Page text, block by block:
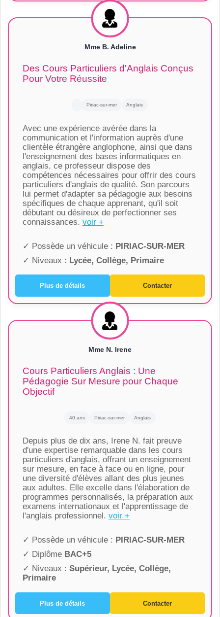
Mme B. Adeline
Des Cours Particuliers d'Anglais Conçus
Pour Votre Réussite
Piriac-sur-mer Anglais
Avec une expérience avérée dans la
communication et l'information auprès d'une
clientèle étrangère anglophone, ainsi que dans
l'enseignement des bases informatiques en
anglais, ce professeur dispose des
compétences nécessaires pour offrir des cours
particuliers d'anglais de qualité. Son parcours
lui permet d'adapter sa pédagogie aux besoins
spécifiques de chaque apprenant, qu'il soit
débutant ou désireux de perfectionner ses
connaissances. voir +
✓ Possède un véhicule : PIRIAC-SUR-MER
✓ Niveaux : Lycée, Collège, Primaire
Plus de détails Contacter
Mme N. Irene
Cours Particuliers Anglais : Une
Pédagogie Sur Mesure pour Chaque
Objectif
40 ans Piriac-sur-mer Anglais
Depuis plus de dix ans, Irene N. fait preuve
d'une expertise remarquable dans les cours
particuliers d'anglais, offrant un enseignement
sur mesure, en face à face ou en ligne, pour
une diversité d'élèves allant des plus jeunes
aux adultes. Elle excelle dans l'élaboration de
programmes personnalisés, la préparation aux
examens internationaux et l'apprentissage de
l'anglais professionnel. voir +
✓ Possède un véhicule : PIRIAC-SUR-MER
✓ Diplôme BAC+5
✓ Niveaux : Supérieur, Lycée, Collège,
Primaire
Plus de détails Contacter